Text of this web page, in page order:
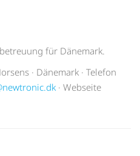
für Dänemark.
· Dänemark · Telefon
· Webseite